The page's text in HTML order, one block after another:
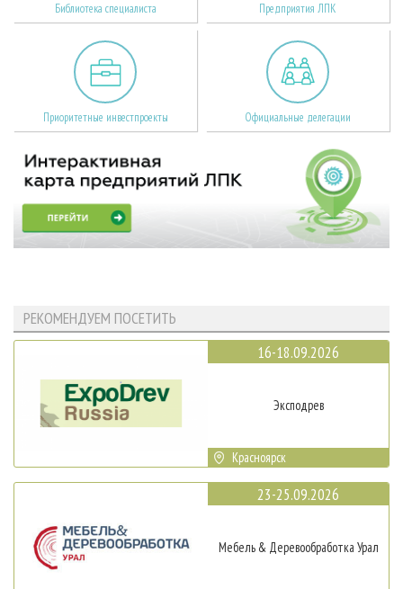
Библиотека специалиста Предприятия ЛПК
Приоритетные инвестпроекты Официальные делегации
РЕКОМЕНДУЕМ ПОСЕТИТЬ
16-18.09.2026
Эксподрев
Красноярск
23-25.09.2026
Мебель & Деревообработка Урал